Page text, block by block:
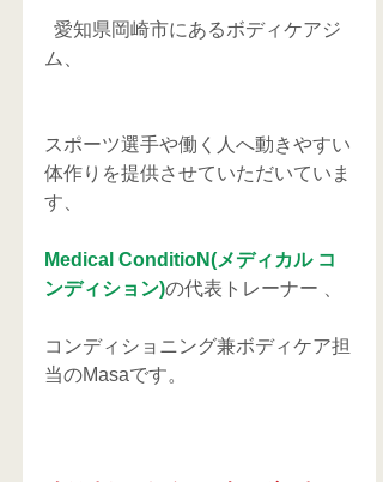
ム、
スポーツ選手や働く人へ動きやすい
体作りを提供させていただいていま
す、
Medical ConditioN(メディカル コ
ンディション)の代表トレーナー 、
コンディショニング兼ボディケア担
当のMasaです。